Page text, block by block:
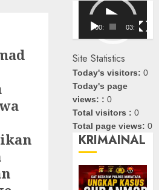
Pemutar
Video
00:00 03:08
Site Statistics
Today's visitors:0
Today's page
views: :0
Total visitors :0
Total page views:0
KRIMAINAL